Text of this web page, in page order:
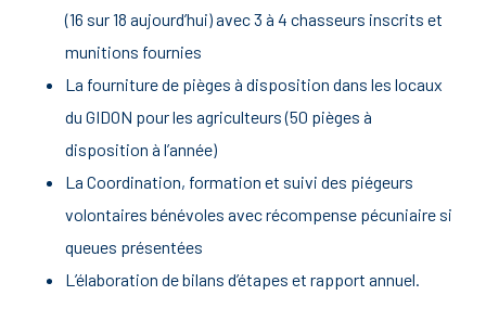
(16 sur 18 aujourd’hui) avec 3 à 4 chasseurs inscrits et
munitions fournies
La fourniture de pièges à disposition dans les locaux
du GIDON pour les agriculteurs (50 pièges à
disposition à l’année)
La Coordination, formation et suivi des piégeurs
volontaires bénévoles avec récompense pécuniaire si
queues présentées
L’élaboration de bilans d’étapes et rapport annuel.